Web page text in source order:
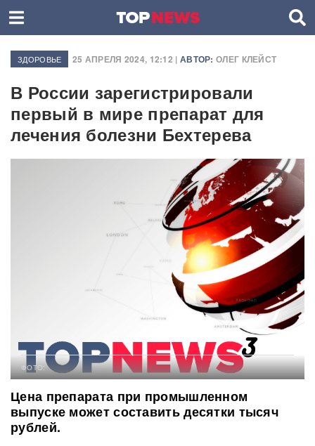
ЗДОРОВЬЕ 25 АПРЕЛЯ 2024, 12:12 | АВТОР: ОЛЕГ КЛЕЙСТ
В России зарегистрировали
первый в мире препарат для
лечения болезни Бехтерева
ФОТО:
Цена препарата при промышленном
выпуске может составить десятки тысяч
рублей.